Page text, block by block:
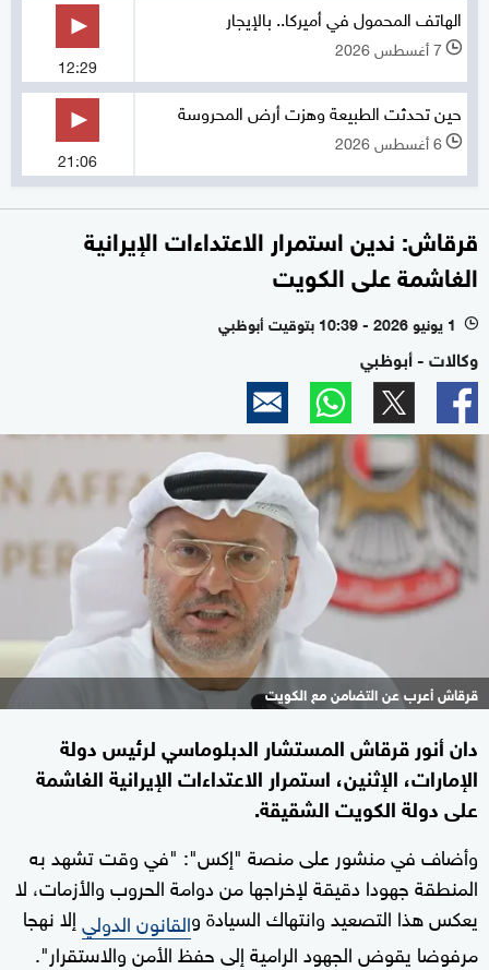
الهاتف المحمول في أميركا.. بالإيجار
l 7 أغسطس 2026
12:29
حين تحدثت الطبيعة وهزت أرض المحروسة
l 6 أغسطس 2026
21:06
قرقاش: ندين استمرار الاعتداءات الإيرانية
الغاشمة على الكويت
l 1 يونيو 2026 - 10:39 بتوقيت أبوظبي
وكالات - أبوظبي
قرقاش أعرب عن التضامن مع الكويت
دان أنور قرقاش المستشار الدبلوماسي لرئيس دولة
الإمارات، الإثنين، استمرار الاعتداءات الإيرانية الغاشمة
على دولة الكويت الشقيقة.
وأضاف في منشور على منصة "إكس": "في وقت تشهد به
المنطقة جهودا دقيقة لإخراجها من دوامة الحروب والأزمات، لا
يعكس هذا التصعيد وانتهاك السيادة والقانون الدوليإلا نهجا
مرفوضا يقوض الجهود الرامية إلى حفظ الأمن والاستقرار".